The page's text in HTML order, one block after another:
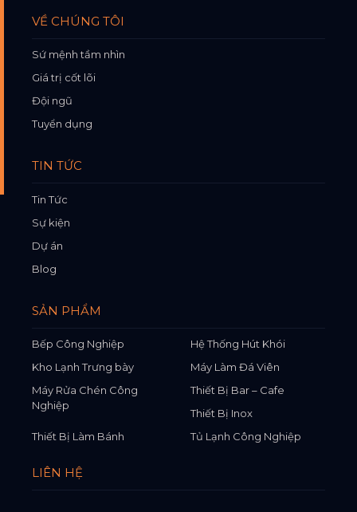
VỀ CHÚNG TÔI
Sứ mệnh tầm nhìn
Giá trị cốt lõi
Đội ngũ
Tuyển dụng
TIN TỨC
Tin Tức
Sự kiện
Dự án
Blog
SẢN PHẨM
Bếp Công Nghiệp
Hệ Thống Hút Khói
Kho Lạnh Trưng bày
Máy Làm Đá Viên
Máy Rửa Chén Công
Nghiệp
Thiết Bị Bar – Cafe
Thiết Bị Inox
Thiết Bị Làm Bánh
Tủ Lạnh Công Nghiệp
LIÊN HỆ